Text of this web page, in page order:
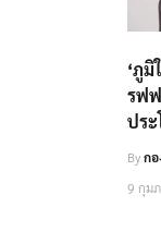
‘ภู
รฟ
ปร
Byก
9 กุม